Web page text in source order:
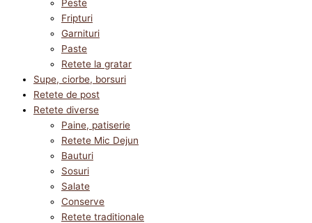
Peste
Fripturi
Garnituri
Paste
Retete la gratar
Supe, ciorbe, borsuri
Retete de post
Retete diverse
Paine, patiserie
Retete Mic Dejun
Bauturi
Sosuri
Salate
Conserve
Retete traditionale